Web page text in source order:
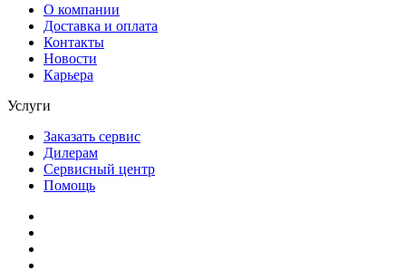
О компании
Доставка и оплата
Контакты
Новости
Карьера
Услуги
Заказать сервис
Дилерам
Сервисный центр
Помощь